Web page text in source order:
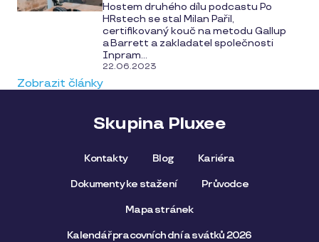
Hostem druhého dílu podcastu Po
HRstech se stal Milan Pařil,
certifikovaný kouč na metodu Gallup
a Barrett a zakladatel společnosti
Inpram...
22.06.2023
Zobrazit články
Skupina Pluxee
Kontakty Blog Kariéra
Dokumenty ke stažení Průvodce
Mapa stránek
Kalendář pracovních dní a svátků 2026